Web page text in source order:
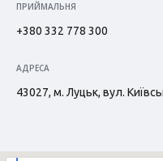
ПРИЙМАЛЬНЯ
+380 332 778 300
АДРЕСА
43027, м. Луцьк, вул.